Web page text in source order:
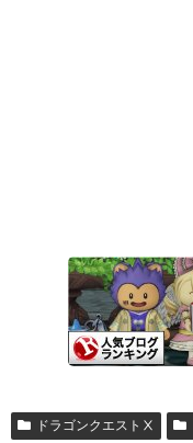
ドラゴンクエストⅩ